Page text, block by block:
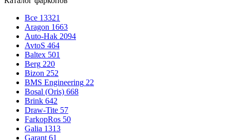
Все 13321
Aragon 1663
Auto-Hak 2094
AvtoS 464
Baltex 501
Berg 220
Bizon 252
BMS Engineering 22
Bosal (Oris) 668
Brink 642
Draw-Tite 57
FarkopRos 50
Galia 1313
Garant 61